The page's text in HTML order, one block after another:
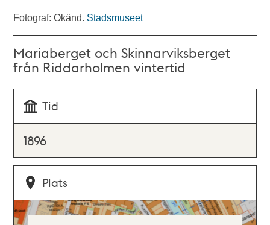
Fotograf: Okänd. Stadsmuseet
Mariaberget och Skinnarviksberget
från Riddarholmen vintertid
Tid
1896
Plats